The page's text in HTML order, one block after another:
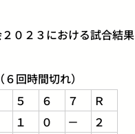
０２３における試合結果
回時間切れ）
５ ６ ７
Ｒ
１ ０ －
２